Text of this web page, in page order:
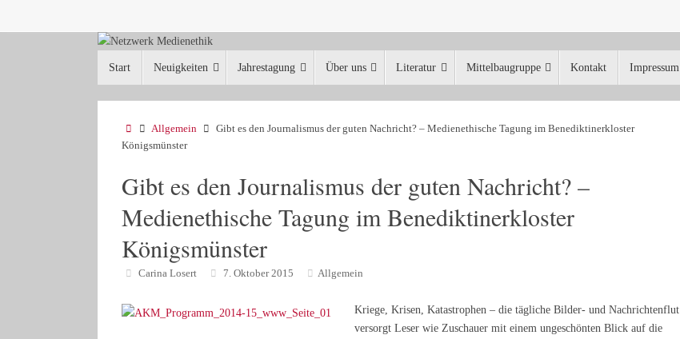
Inhalt
Start Neuigkeiten Jahrestagung Über uns Literatur Mittelbaugruppe Kontakt Impressum
StartAllgemein
Gibt es den Journalismus der guten Nachricht? – Medienethische Tagung im Benediktinerkloster
Königsmünster
Gibt es den Journalismus der guten Nachricht? –
Medienethische Tagung im Benediktinerkloster
Königsmünster
Carina Losert 7. Oktober 2015 Allgemein
Kriege, Krisen, Katastrophen – die tägliche Bilder- und Nachrichtenflut
versorgt Leser wie Zuschauer mit einem ungeschönten Blick auf die